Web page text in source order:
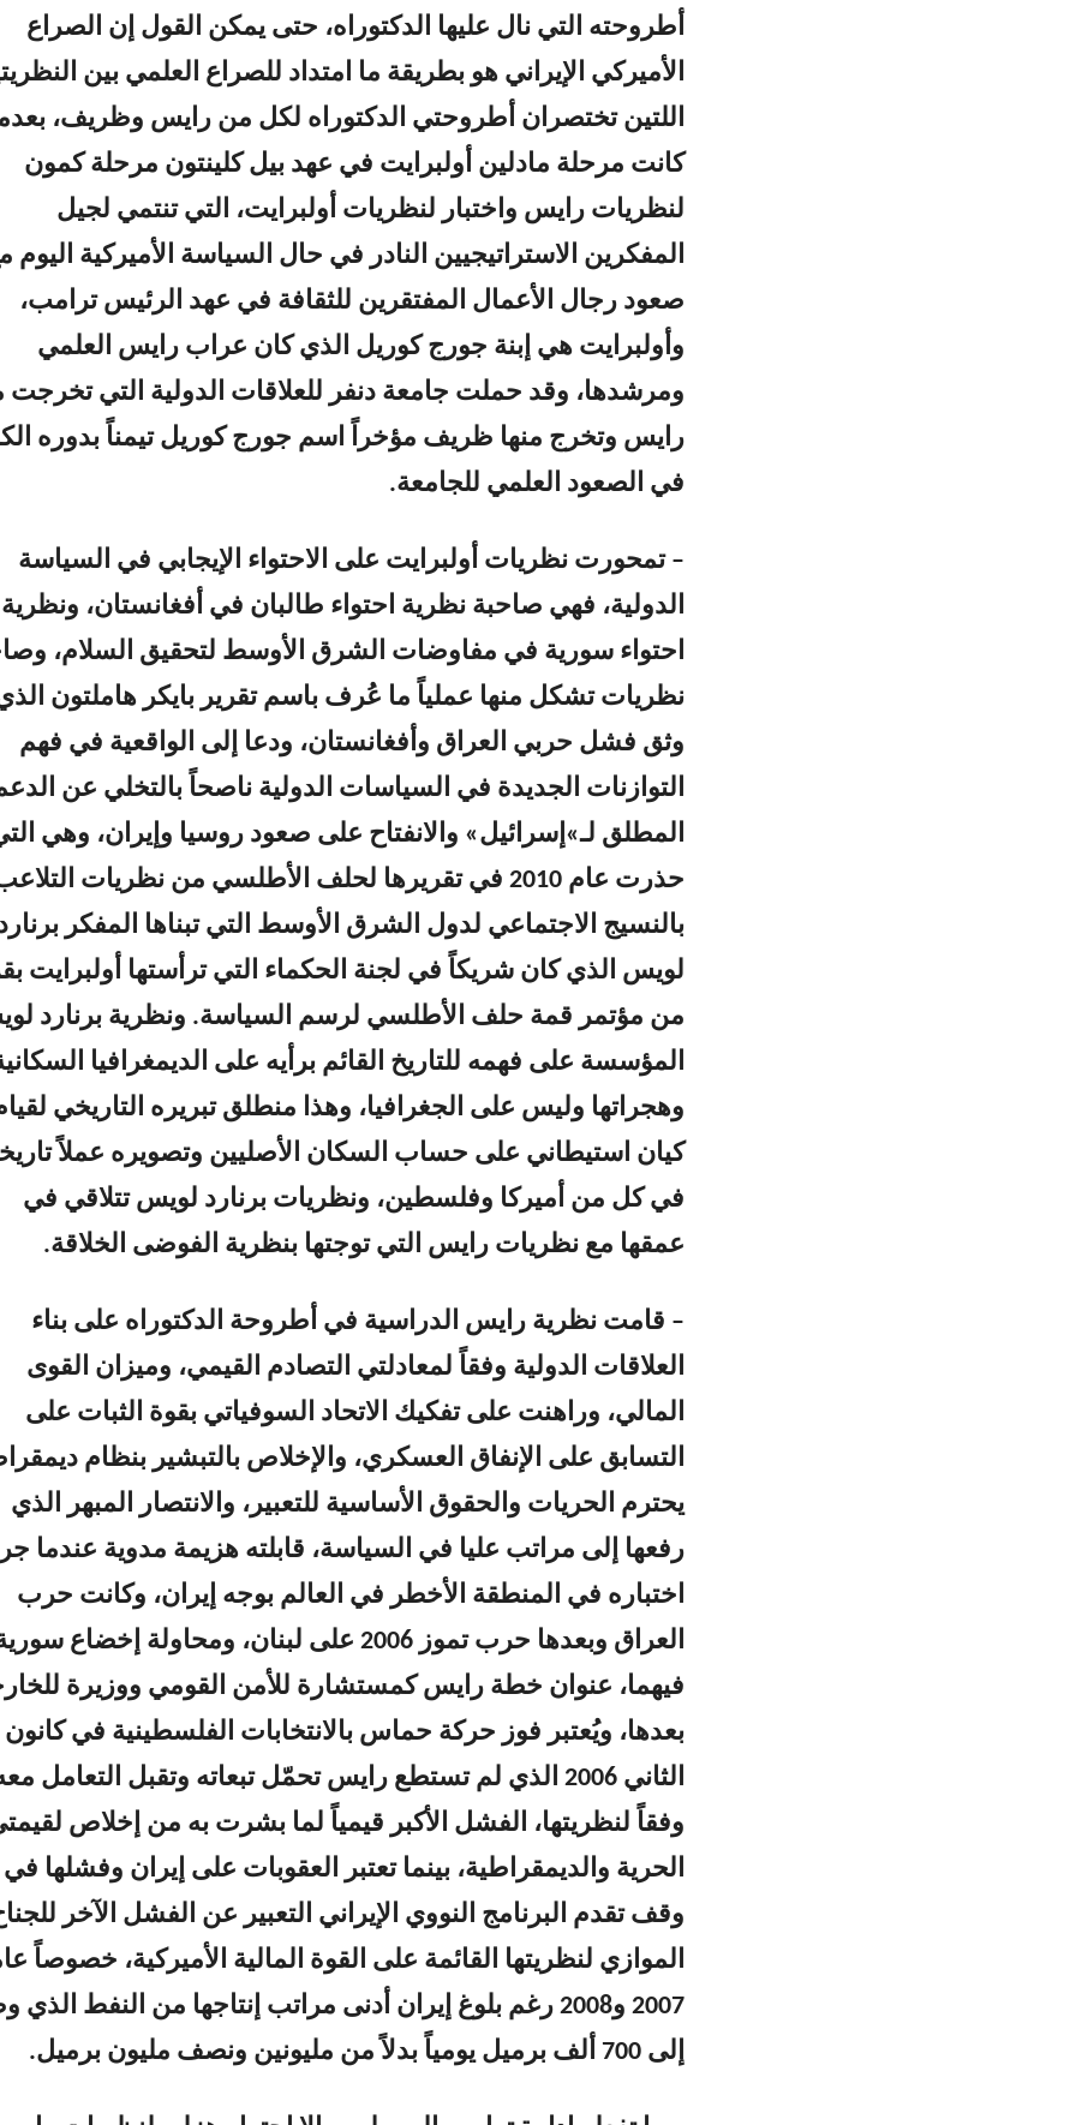
أطروحته التي نال عليها الدكتوراه، حتى يمكن القول إن الصراع
الأميركي الإيراني هو بطريقة ما امتداد للصراع العلمي بين
اللتين تختصران أطروحتي الدكتوراه لكل من رايس وظريف،
كانت مرحلة مادلين أولبرايت في عهد بيل كلينتون مرحلة كمون
لنظريات رايس واختبار لنظريات أولبرايت، التي تنتمي لجيل
المفكرين الاستراتيجيين النادر في حال السياسة الأميركية اليوم
صعود رجال الأعمال المفتقرين للثقافة في عهد الرئيس ترامب،
وأولبرايت هي إبنة جورج كوريل الذي كان عراب رايس العلمي
ومرشدها، وقد حملت جامعة دنفر للعلاقات الدولية التي تخرجت
رايس وتخرج منها ظريف مؤخراً اسم جورج كوريل تيمناً بدوره
في الصعود العلمي للجامعة.
– تمحورت نظريات أولبرايت على الاحتواء الإيجابي في السياسة
الدولية، فهي صاحبة نظرية احتواء طالبان في أفغانستان، ونظرية
احتواء سورية في مفاوضات الشرق الأوسط لتحقيق السلام،
نظريات تشكل منها عملياً ما عُرف باسم تقرير بايكر هاملتون
وثق فشل حربي العراق وأفغانستان، ودعا إلى الواقعية في فهم
التوازنات الجديدة في السياسات الدولية ناصحاً بالتخلي عن
المطلق لـ»إسرائيل» والانفتاح على صعود روسيا وإيران، وهي
حذرت عام 2010 في تقريرها لحلف الأطلسي من نظريات
بالنسيج الاجتماعي لدول الشرق الأوسط التي تبناها المفكر
لويس الذي كان شريكاً في لجنة الحكماء التي ترأستها أولبرايت
من مؤتمر قمة حلف الأطلسي لرسم السياسة. ونظرية برنارد
المؤسسة على فهمه للتاريخ القائم برأيه على الديمغرافيا
وهجراتها وليس على الجغرافيا، وهذا منطلق تبريره التاريخي
كيان استيطاني على حساب السكان الأصليين وتصويره عملاً
في كل من أميركا وفلسطين، ونظريات برنارد لويس تتلاقي في
عمقها مع نظريات رايس التي توجتها بنظرية الفوضى الخلاقة.
– قامت نظرية رايس الدراسية في أطروحة الدكتوراه على بناء
العلاقات الدولية وفقاً لمعادلتي التصادم القيمي، وميزان القوى
المالي، وراهنت على تفكيك الاتحاد السوفياتي بقوة الثبات على
التسابق على الإنفاق العسكري، والإخلاص بالتبشير بنظام
يحترم الحريات والحقوق الأساسية للتعبير، والانتصار المبهر الذي
رفعها إلى مراتب عليا في السياسة، قابلته هزيمة مدوية عندما
اختباره في المنطقة الأخطر في العالم بوجه إيران، وكانت حرب
العراق وبعدها حرب تموز 2006 على لبنان، ومحاولة إخضاع
فيهما، عنوان خطة رايس كمستشارة للأمن القومي ووزيرة
بعدها، ويُعتبر فوز حركة حماس بالانتخابات الفلسطينية في كانون
الثاني 2006 الذي لم تستطع رايس تحمّل تبعاته وتقبل التعامل
وفقاً لنظريتها، الفشل الأكبر قيمياً لما بشرت به من إخلاص
الحرية والديمقراطية، بينما تعتبر العقوبات على إيران وفشلها في
وقف تقدم البرنامج النووي الإيراني التعبير عن الفشل الآخر
الموازي لنظريتها القائمة على القوة المالية الأميركية، خصوصاً
2007 و2008 رغم بلوغ إيران أدنى مراتب إنتاجها من النفط
إلى 700 ألف برميل يومياً بدلاً من مليونين ونصف مليون برميل.